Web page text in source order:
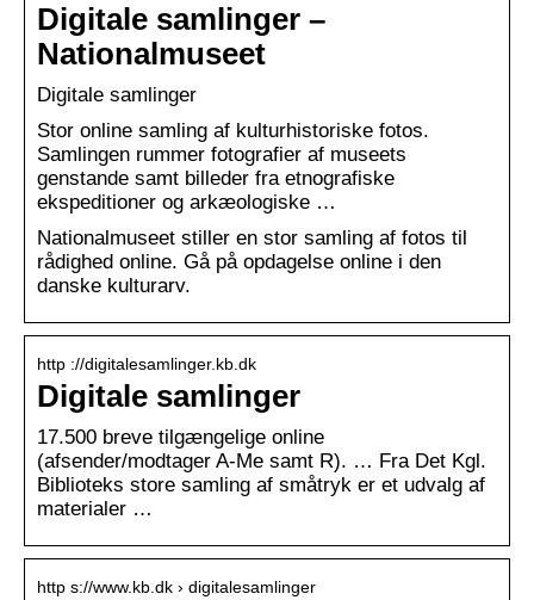
Digitale samlinger –
Nationalmuseet
Digitale samlinger
Stor online samling af kulturhistoriske fotos.
Samlingen rummer fotografier af museets
genstande samt billeder fra etnografiske
ekspeditioner og arkæologiske …
Nationalmuseet stiller en stor samling af fotos til
rådighed online. Gå på opdagelse online i den
danske kulturarv.
http ://digitalesamlinger.kb.dk
Digitale samlinger
17.500 breve tilgængelige online
(afsender/modtager A-Me samt R). … Fra Det Kgl.
Biblioteks store samling af småtryk er et udvalg af
materialer …
http s://www.kb.dk › digitalesamlinger